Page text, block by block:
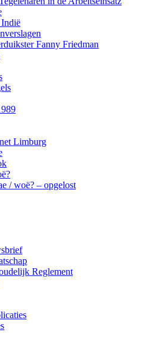
Fanny Friedman
Limburg
/ woë? – opgelost
Reglement